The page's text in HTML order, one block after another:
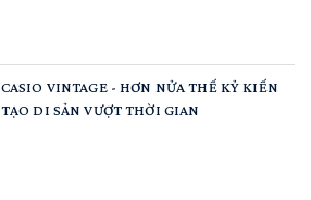
CASIO VINTAGE - HƠN NỬA THẾ KỶ KIẾN
TẠO DI SẢN VƯỢT THỜI GIAN